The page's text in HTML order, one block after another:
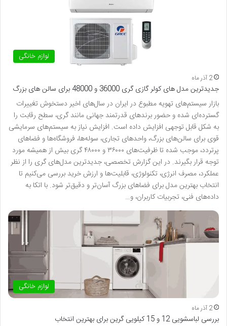
لوازم خانگی
2 آذر ماه
جدیدترین مدل های کولر گازی گری 36000 و 48000 برای سالن های بزرگ
بازار سیستم‌های تهویه‌ مطبوع در ایران در سال‌های اخیر دستخوش تغییرات
گسترده‌ای شده و حضور برندهای قدرتمند جهانی مانند گری، سطح رقابت را
به شکل قابل‌ توجهی افزایش داده است. افزایش نیاز به سیستم‌های سرمایشی
قوی برای سالن‌های بزرگ، واحدهای تجاری، سوله‌ها، فروشگاه‌ها و فضاهای
پرتردد، موجب شده تا ظرفیت‌های ۳۶۰۰۰ و ۴۸۰۰۰ گری بیش از همیشه مورد
توجه قرار بگیرند. در این گزارش تخصصی، جدیدترین مدل‌های گری را از نظر
عملکرد، مصرف انرژی، تکنولوژی، قابلیت‌ها و ارزش خرید بررسی می‌کنیم تا
انتخاب بهترین مدل برای فضاهای بزرگ آسان‌تر و دقیق‌تر شود. با اتکا به
داده‌های فنی، تجربیات کاربران، و…
لوازم خانگی
2 آذر ماه
بررسی لباسشویی 12 و 15 کیلویی گرین برای بهترین انتخاب